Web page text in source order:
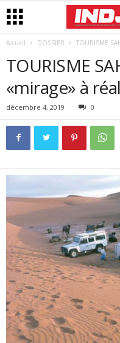
Accueil DOSSIER TOURISME
TOURISME
«mirage» à
décembre 4, 2019 0